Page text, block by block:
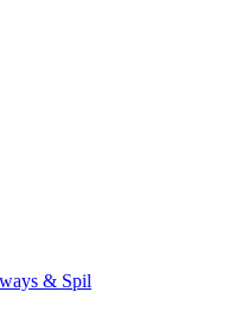
& Spil